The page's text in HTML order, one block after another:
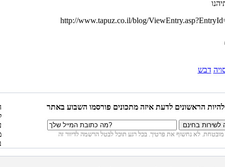
http://www.tapuz.co.il/blog/
דבש